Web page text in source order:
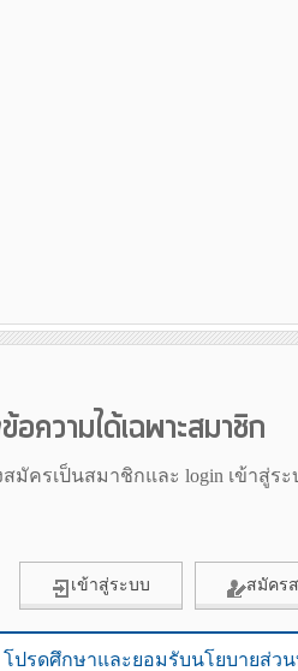
โปรดศึกษาและยอมรับนโยบายส่ว
อความได้เฉพาะสมาชิก
สมัครเป็นสมาชิกและ login เข้าสู่ร
เข้าสู่ระบบ สมัคร
โปรดศึกษาและยอมรับนโยบายส่ว